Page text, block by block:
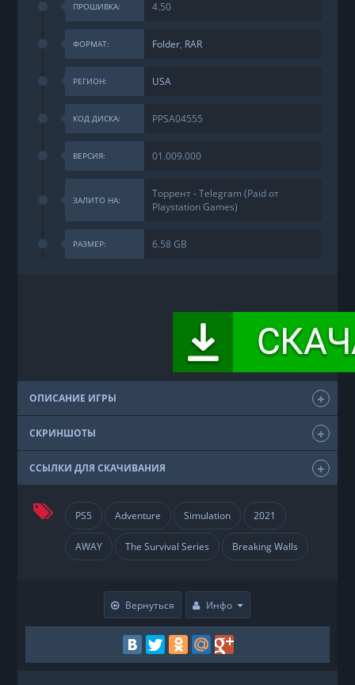
ПРОШИВКА: 4.50
ФОРМАТ: Folder, RAR
РЕГИОН: USA
КОД ДИСКА: PPSA04555
ВЕРСИЯ: 01.009.000
ЗАЛИТО НА:
Торрент - Telegram (Paid от
Playstation Games)
РАЗМЕР: 6.58 GB
ОПИСАНИЕ ИГРЫ
СКРИНШОТЫ
ССЫЛКИ ДЛЯ СКАЧИВАНИЯ
PS5 Adventure Simulation 2021
AWAY The Survival Series Breaking Walls
Вернуться Инфо